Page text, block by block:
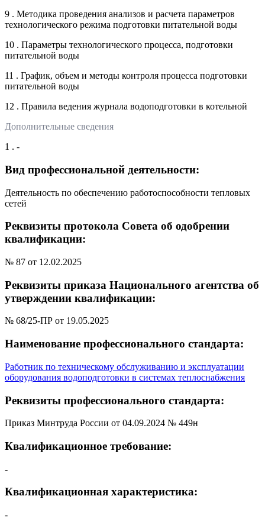
9 . Методика проведения анализов и расчета параметров
технологического режима подготовки питательной воды
10 . Параметры технологического процесса, подготовки
питательной воды
11 . График, объем и методы контроля процесса подготовки
питательной воды
12 . Правила ведения журнала водоподготовки в котельной
Дополнительные сведения
1 . -
Вид профессиональной деятельности:
Деятельность по обеспечению работоспособности тепловых
сетей
Реквизиты протокола Совета об одобрении
квалификации:
№ 87 от 12.02.2025
Реквизиты приказа Национального агентства об
утверждении квалификации:
№ 68/25-ПР от 19.05.2025
Наименование профессионального стандарта:
Работник по техническому обслуживанию и эксплуатации
оборудования водоподготовки в системах теплоснабжения
Реквизиты профессионального стандарта:
Приказ Минтруда России от 04.09.2024 № 449н
Квалификационное требование:
-
Квалификационная характеристика:
-